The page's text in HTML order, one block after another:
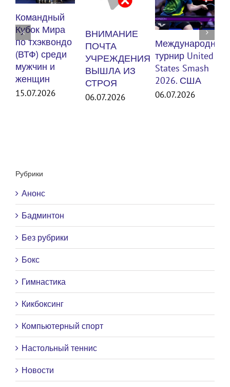
Командный
Кубок Мира
по тхэквондо
(ВТФ) среди
мужчин и
женщин
15.07.2026
ВНИМАНИЕ
ПОЧТА
УЧРЕЖДЕНИЯ
ВЫШЛА ИЗ
СТРОЯ
06.07.2026
Международный
турнир United
States Smash
2026. США
06.07.2026
Рубрики
Анонс
Бадминтон
Без рубрики
Бокс
Гимнастика
Кикбоксинг
Компьютерный спорт
Настольный теннис
Новости